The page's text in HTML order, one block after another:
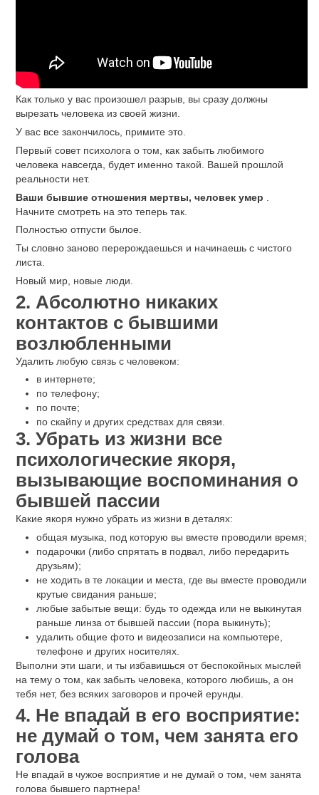
Как только у вас произошел разрыв, вы сразу должны
вырезать человека из своей жизни.
У вас все закончилось, примите это.
Первый совет психолога о том, как забыть любимого
человека навсегда, будет именно такой. Вашей прошлой
реальности нет.
Ваши бывшие отношения мертвы, человек умер
Начните смотреть на это теперь так.
Полностью отпусти былое.
Ты словно заново перерождаешься и начинаешь с чистого
листа.
Новый мир, новые люди.
2. Абсолютно никаких
контактов с бывшими
возлюбленными
Удалить любую связь с человеком:
в интернете;
по телефону;
по почте;
по скайпу и других средствах для связи.
3. Убрать из жизни все
психологические якоря,
вызывающие воспоминания о
бывшей пассии
Какие якоря нужно убрать из жизни в деталях:
общая музыка, под которую вы вместе проводили время;
подарочки (либо спрятать в подвал, либо передарить
друзьям);
не ходить в те локации и места, где вы вместе проводили
крутые свидания раньше;
любые забытые вещи: будь то одежда или не выкинутая
раньше линза от бывшей пассии (пора выкинуть);
удалить общие фото и видеозаписи на компьютере,
телефоне и других носителях.
Выполни эти шаги, и ты избавишься от беспокойных мыслей
на тему о том, как забыть человека, которого любишь, а он
тебя нет, без всяких заговоров и прочей ерунды.
4. Не впадай в его восприятие:
не думай о том, чем занята его
голова
Не впадай в чужое восприятие и не думай о том, чем занята
голова бывшего партнера!